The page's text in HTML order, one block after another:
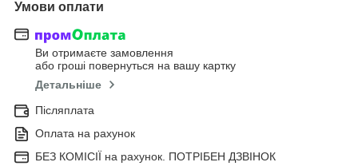
Умови оплати
Ви отримаєте замовлення
або гроші повернуться на вашу картку
Детальніше
Післяплата
Оплата на рахунок
БЕЗ КОМІСІЇ на рахунок. ПОТРІБЕН ДЗВІНОК